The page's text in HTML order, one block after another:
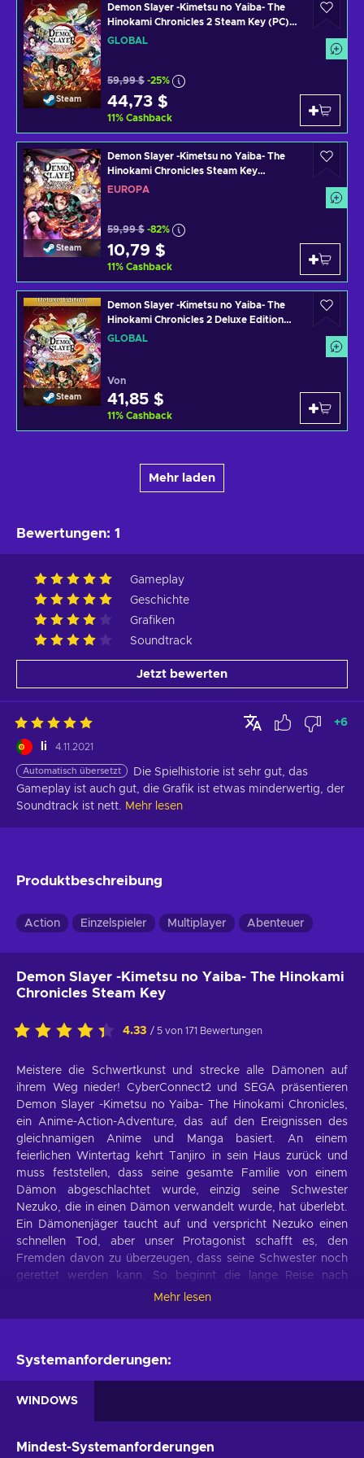
Steam
Demon Slayer -Kimetsu no Yaiba- The
Hinokami Chronicles 2 Steam Key (PC)
GLOBAL
GLOBAL
59,99 $ -25%
44,73 $
11% Cashback
Steam
Demon Slayer -Kimetsu no Yaiba- The
Hinokami Chronicles Steam Key
EUROPE
EUROPA
59,99 $ -82%
10,79 $
11% Cashback
Steam
Demon Slayer -Kimetsu no Yaiba- The
Hinokami Chronicles 2 Deluxe Edition
Steam Key (PC) GLOBAL
GLOBAL
Von
41,85 $
11% Cashback
Mehr laden
Bewertungen: 1
Gameplay
Geschichte
Grafiken
Soundtrack
Jetzt bewerten
li 4.11.2021
+6
Automatisch übersetzt
Die Spielhistorie ist sehr gut, das
Gameplay ist auch gut, die Grafik ist etwas minderwertig, der
Soundtrack ist nett.
Mehr lesen
Produktbeschreibung
Action Einzelspieler Multiplayer Abenteuer
Demon Slayer -Kimetsu no Yaiba- The Hinokami
Chronicles Steam Key
4.33 / 5 von 171 Bewertungen
Meistere die Schwertkunst und strecke alle Dämonen auf
ihrem Weg nieder! CyberConnect2 und SEGA präsentieren
Demon Slayer -Kimetsu no Yaiba- The Hinokami Chronicles,
ein Anime-Action-Adventure, das auf den Ereignissen des
gleichnamigen Anime und Manga basiert. An einem
feierlichen Wintertag kehrt Tanjiro in sein Haus zurück und
muss feststellen, dass seine gesamte Familie von einem
Dämon abgeschlachtet wurde, einzig seine Schwester
Nezuko, die in einen Dämon verwandelt wurde, hat überlebt.
Ein Dämonenjäger taucht auf und verspricht Nezuko einen
schnellen Tod, aber unser Protagonist schafft es, den
Fremden davon zu überzeugen, dass seine Schwester noch
gerettet werden kann. So beginnt die lange Reise nach
Antworten im Demon Slayer -Kimetsu no Yaiba- The
können. Verfeinere Tanjiros Technik des Wasseratmens,
überwältige jeden Gegner mit einer Flut von Angriffen und
schlage ihn nieder! Mit dem Demon Slayer: The Hinokami
Mehr lesen
Systemanforderungen:
WINDOWS
Mindest-Systemanforderungen